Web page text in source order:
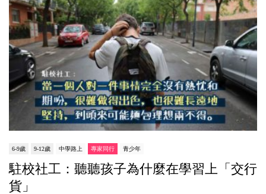
6-9歲 9-12歲 中學路上 專家同行 青少年
駐校社工：聽聽孩子為什麼在學習上「交行
貨」